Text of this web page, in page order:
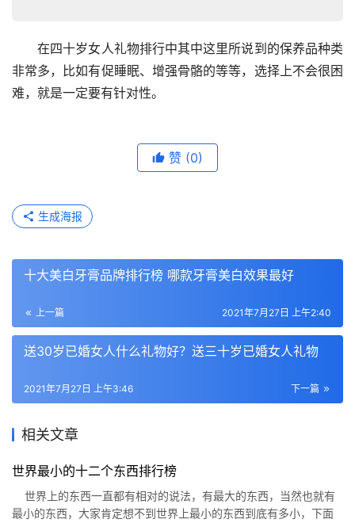
在四十岁女人礼物排行中其中这里所说到的保养品种类
非常多，比如有促睡眠、增强骨骼的等等，选择上不会很困
难，就是一定要有针对性。
赞 (0)
生成海报
​十大美白牙膏品牌排行榜 哪款牙膏美白效果最好
上一篇 2021年7月27日 上午2:40
送30岁已婚女人什么礼物好？送三十岁已婚女人礼物
下一篇
2021年7月27日 上午3:46
相关文章
世界最小的十二个东西排行榜
世界上的东西一直都有相对的说法，有最大的东西，当然也就有
最小的东西，大家肯定想不到世界上最小的东西到底有多小，下面